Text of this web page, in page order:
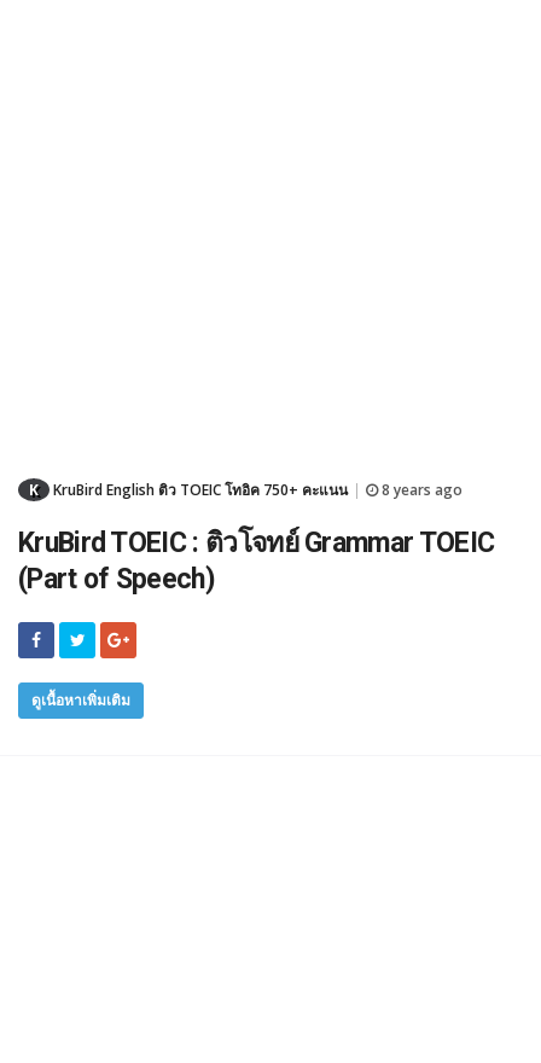
K KruBird English ติว TOEIC โทอิค 750+ คะแนน 8 years ago
KruBird TOEIC : ติวโจทย์ Grammar TOEIC
(Part of Speech)
ดูเนื้อหาเพิ่มเติม